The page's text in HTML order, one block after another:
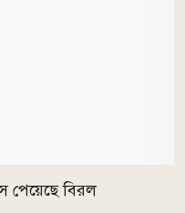
পেয়েছে বিরল